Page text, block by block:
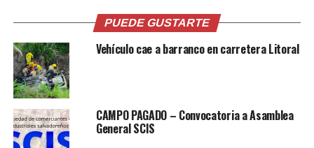
Relacionado
PUEDE GUSTARTE
Vehículo cae a barranco en carretera Litoral
CAMPO PAGADO – Convocatoria a Asamblea
General SCIS